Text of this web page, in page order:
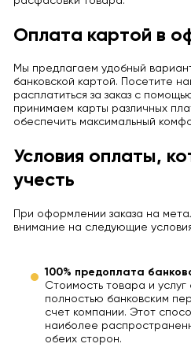
Оплата картой в
Мы предлагаем удобный
банковской картой. Посетите
расплатиться за заказ с
принимаем карты различных
обеспечить максимальный
Условия оплаты,
учесть
При оформлении заказа на
внимание на следующие
100% предоплата
Стоимость товара и услуг
полностью банковским
счет компании. Этот
наиболее
обеих сторон.